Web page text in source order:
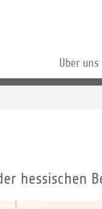
Über uns
hessischen